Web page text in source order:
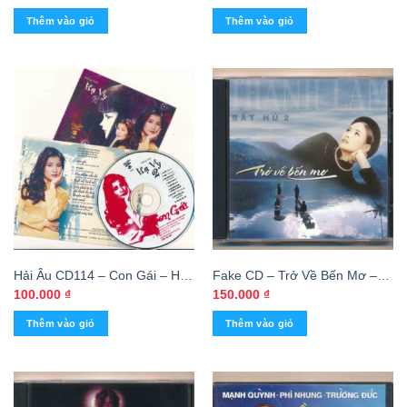
Thêm vào giỏ Thêm vào giỏ
Hải Âu CD114 – Con Gái – Hạ
Vy 2 (FAKE USA)
100.000 ₫
Thêm vào giỏ
Fake CD – Trở Về Bến Mơ –
Thanh Lam Bất Hủ 2 (KGTH9)
150.000 ₫
Thêm vào giỏ